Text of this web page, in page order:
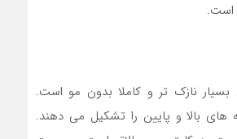
است.
نازک تر و کاملا بدون مو است.
های بالا و پایین را تشکیل می دهند.